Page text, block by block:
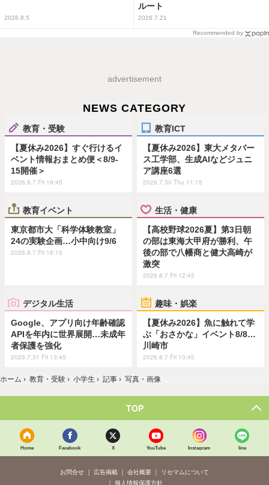
2026.8.5
ルート
2026.7.21
Recommended by
advertisement
NEWS CATEGORY
教育・受験
【夏休み2026】すぐ行けるイ
ベント情報おまとめ便＜8/9-
15開催＞
2026.8.7 Fri 19:45
教育ICT
【夏休み2026】東大メタバー
ス工学部、生成AIなどジュニ
ア講座6選
2026.7.30 Thu 11:15
教育イベント
東京都市大「科学体験教室」
24の実験企画…小中向け9/6
2026.8.7 Fri 18:15
生活・健康
【高校野球2026夏】第3日朝
の部は東海大甲府が勝利、午
後の部で八幡商と健大高崎が
激突
2026.8.7 Fri 12:45
デジタル生活
Google、アプリ向け年齢確認
APIを年内に世界展開…未成年
者保護を強化
2026.7.31 Fri 13:45
趣味・娯楽
【夏休み2026】魚に触れて学
ぶ「おさかな」イベント8/8…
川崎市
2026.8.7 Fri 10:45
ホーム › 教育・受験 › 小学生 › 記事 › 写真・画像
TOP
Home Facebook X YouTube Instagram line
お問合せ 広告掲載 会社概要
リセマムについて
個人情報保護方針